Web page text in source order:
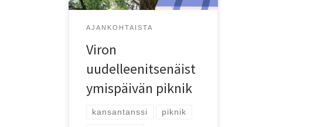
AJANKOHTAISTA
Viron
uudelleenitsenäist
ymispäivän piknik
kansantanssi piknik